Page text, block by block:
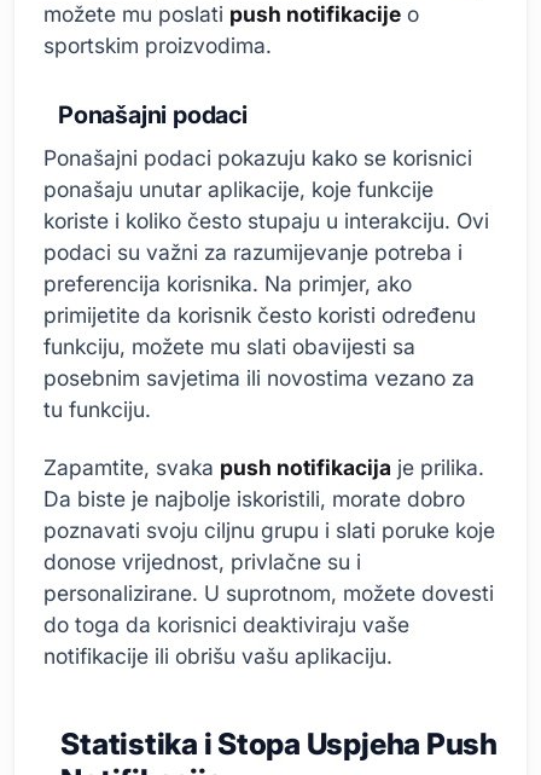
možete mu poslati push notifikacije o
sportskim proizvodima.
Ponašajni podaci
Ponašajni podaci pokazuju kako se korisnici
ponašaju unutar aplikacije, koje funkcije
koriste i koliko često stupaju u interakciju. Ovi
podaci su važni za razumijevanje potreba i
preferencija korisnika. Na primjer, ako
primijetite da korisnik često koristi određenu
funkciju, možete mu slati obavijesti sa
posebnim savjetima ili novostima vezano za
tu funkciju.
Zapamtite, svaka push notifikacija je prilika.
Da biste je najbolje iskoristili, morate dobro
poznavati svoju ciljnu grupu i slati poruke koje
donose vrijednost, privlačne su i
personalizirane. U suprotnom, možete dovesti
do toga da korisnici deaktiviraju vaše
notifikacije ili obrišu vašu aplikaciju.
Statistika i Stopa Uspjeha Push